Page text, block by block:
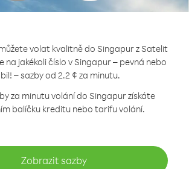
volat kvalitně do Singapur z Satelit
na jakékoli číslo v Singapur – pevná nebo
– sazby od 2.2 ¢ za minutu.
za minutu volání do Singapur získáte
balíčku kreditu nebo tarifu volání.
Zobrazit sazby